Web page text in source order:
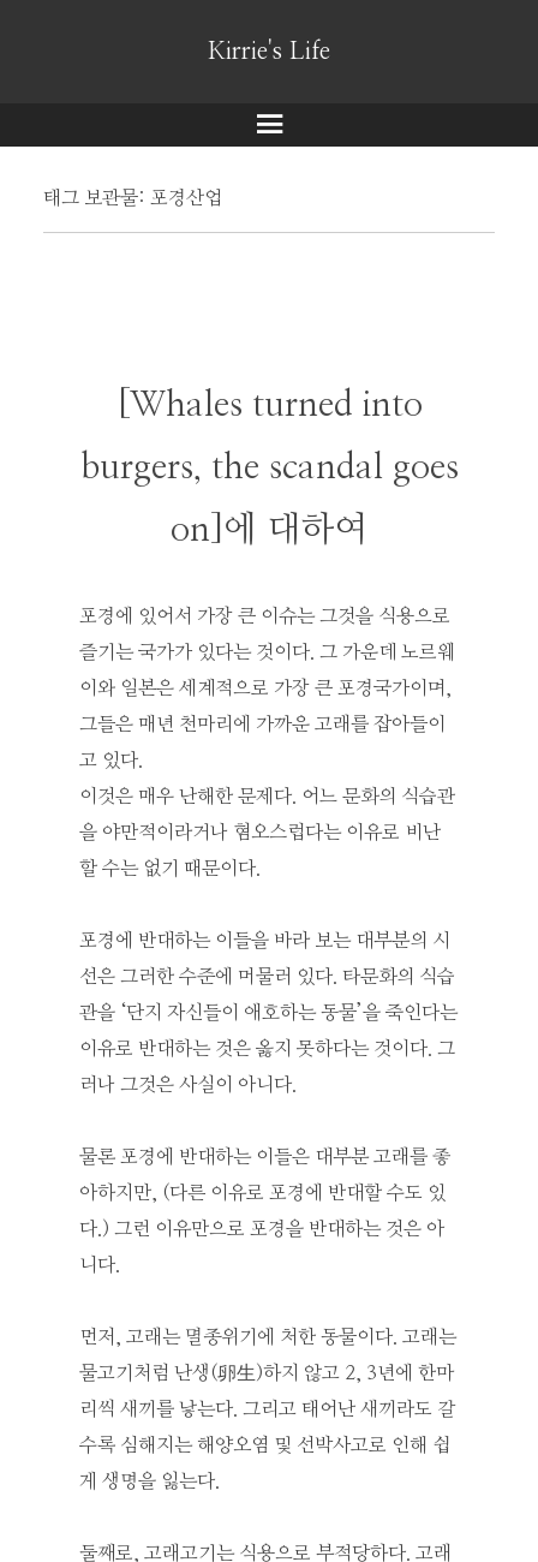
Kirrie's Life
메
태그 보관물: 포경산업
[Whales turned into
burgers, the scandal goes
on]에 대하여
포경에 있어서 가장 큰 이슈는 그것을 식용으로
즐기는 국가가 있다는 것이다. 그 가운데 노르웨
이와 일본은 세계적으로 가장 큰 포경국가이며,
그들은 매년 천마리에 가까운 고래를 잡아들이
고 있다.
이것은 매우 난해한 문제다. 어느 문화의 식습관
을 야만적이라거나 혐오스럽다는 이유로 비난
할 수는 없기 때문이다.
포경에 반대하는 이들을 바라 보는 대부분의 시
선은 그러한 수준에 머물러 있다. 타문화의 식습
관을 ‘단지 자신들이 애호하는 동물’을 죽인다는
이유로 반대하는 것은 옳지 못하다는 것이다. 그
러나 그것은 사실이 아니다.
물론 포경에 반대하는 이들은 대부분 고래를 좋
아하지만, (다른 이유로 포경에 반대할 수도 있
다.) 그런 이유만으로 포경을 반대하는 것은 아
니다.
먼저, 고래는 멸종위기에 처한 동물이다. 고래는
물고기처럼 난생(卵生)하지 않고 2, 3년에 한마
리씩 새끼를 낳는다. 그리고 태어난 새끼라도 갈
수록 심해지는 해양오염 및 선박사고로 인해 쉽
게 생명을 잃는다.
둘째로, 고래고기는 식용으로 부적당하다. 고래